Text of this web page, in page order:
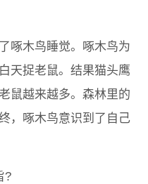
啄木鸟睡觉。啄木鸟为
天捉老鼠。结果猫头鹰
鼠越来越多。森林里的
，啄木鸟意识到了自己
?